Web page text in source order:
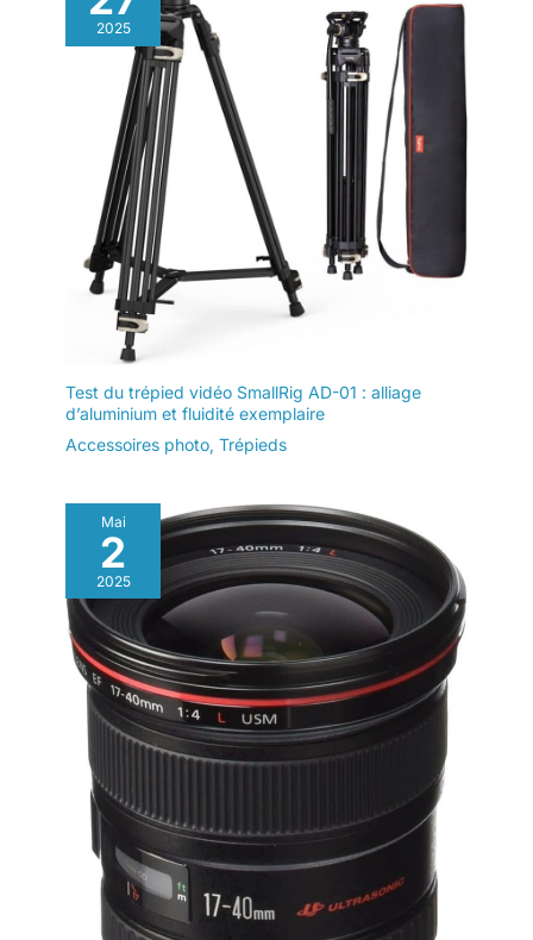
2025
Test du trépied vidéo SmallRig AD-01 : alliage
d’aluminium et fluidité exemplaire
Accessoires photo, Trépieds
Mai
2
2025